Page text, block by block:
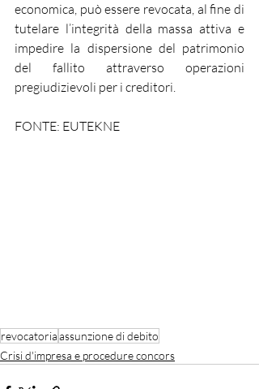
economica, può essere revocata, al fine di
tutelare l’integrità della massa attiva e
impedire la dispersione del patrimonio
del fallito attraverso operazioni
pregiudizievoli per i creditori.
FONTE: EUTEKNE
revocatoriaassunzione di debito
Crisi d'impresa e procedure concors